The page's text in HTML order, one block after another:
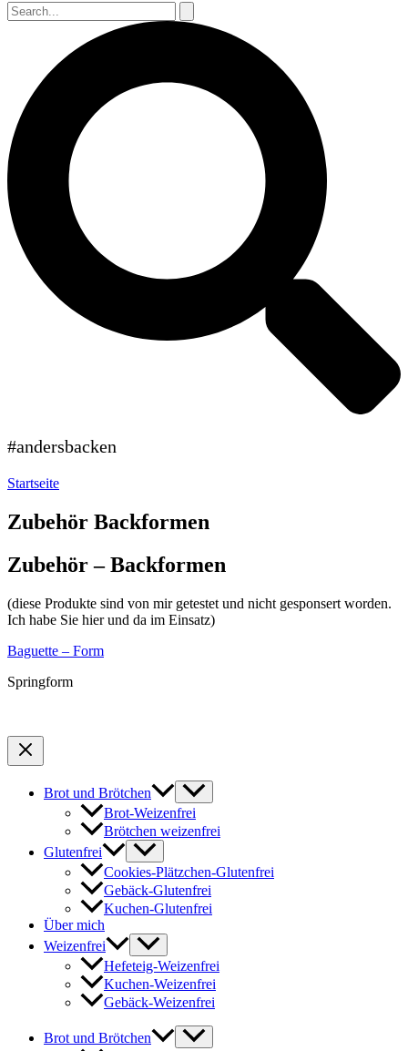
Suchen
nach:
#andersbacken
Startseite
Zubehör Backformen
Zubehör – Backformen
(diese Produkte sind von mir getestet und nicht gesponsert worden.
Ich habe Sie hier und da im Einsatz)
Baguette – Form
Springform
Brot und Brötchen
Brot-Weizenfrei
Brötchen weizenfrei
Glutenfrei
Cookies-Plätzchen-Glutenfrei
Gebäck-Glutenfrei
Kuchen-Glutenfrei
Über mich
Weizenfrei
Hefeteig-Weizenfrei
Kuchen-Weizenfrei
Gebäck-Weizenfrei
Brot und Brötchen